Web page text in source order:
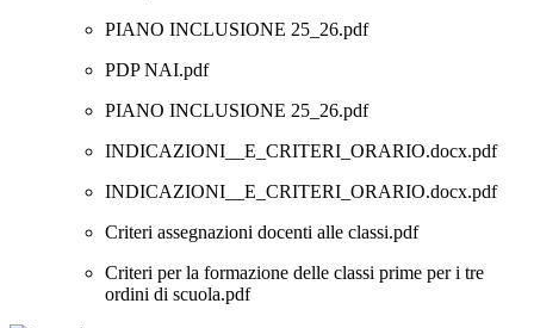
PIANO INCLUSIONE 25_26.pdf
PDP NAI.pdf
PIANO INCLUSIONE 25_26.pdf
INDICAZIONI__E_CRITERI_ORARIO.docx.pdf
INDICAZIONI__E_CRITERI_ORARIO.docx.pdf
Criteri assegnazioni docenti alle classi.pdf
Criteri per la formazione delle classi prime per i tre
ordini di scuola.pdf